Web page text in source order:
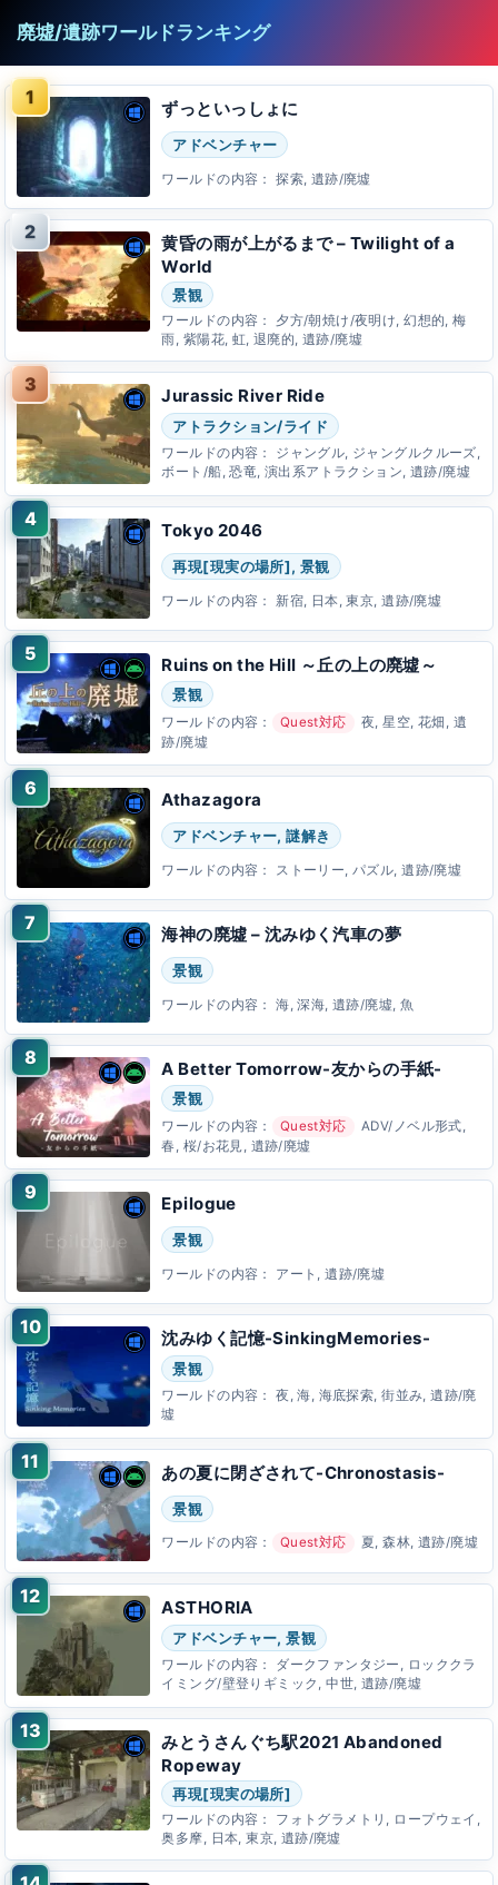
廃墟/遺跡ワールドランキング
ずっといっしょに
アドベンチャー
ワールドの内容： 探索, 遺跡/廃墟
黄昏の雨が上がるまで – Twilight of a
World
景観
ワールドの内容：
夕方/朝焼け/夜明け, 幻想的, 梅
雨, 紫陽花, 虹, 退廃的, 遺跡/廃墟
Jurassic River Ride
アトラクション/ライド
ワールドの内容：
ジャングル, ジャングルクルーズ,
ボート/船, 恐竜, 演出系アトラクション, 遺跡/廃墟
Tokyo 2046
再現[現実の場所], 景観
ワールドの内容： 新宿, 日本, 東京, 遺跡/廃墟
Ruins on the Hill ～丘の上の廃墟～
景観
ワールドの内容： Quest対応
夜, 星空, 花畑, 遺
跡/廃墟
Athazagora
アドベンチャー, 謎解き
ワールドの内容： ストーリー, パズル, 遺跡/廃墟
海神の廃墟 – 沈みゆく汽車の夢
景観
ワールドの内容： 海, 深海, 遺跡/廃墟, 魚
A Better Tomorrow-友からの手紙-
景観
ワールドの内容： Quest対応
ADV/ノベル形式,
春, 桜/お花見, 遺跡/廃墟
Epilogue
景観
ワールドの内容： アート, 遺跡/廃墟
沈みゆく記憶-SinkingMemories-
景観
ワールドの内容：
夜, 海, 海底探索, 街並み, 遺跡/廃
墟
あの夏に閉ざされて-Chronostasis-
景観
ワールドの内容： Quest対応 夏, 森林, 遺跡/廃墟
ASTHORIA
アドベンチャー, 景観
ワールドの内容：
ダークファンタジー, ロッククラ
イミング/壁登りギミック, 中世, 遺跡/廃墟
みとうさんぐち駅2021 Abandoned
Ropeway
再現[現実の場所]
ワールドの内容：
フォトグラメトリ, ロープウェイ,
奥多摩, 日本, 東京, 遺跡/廃墟